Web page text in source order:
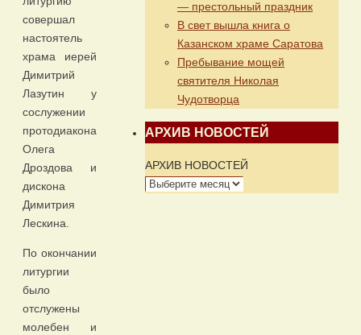
совершал
настоятель
храма иерей
Димитрий
Лазутин у
сослужении
протодиакона
Олега
Дроздова и
дискона
Димитрия
Лескина.
По окончании
литургии
было
отслужены
молебен и
— престольный праздник
В свет вышла книга о
Казанском храме Саратова
Пребывание мощей
святителя Николая
Чудотворца
АРХИВ НОВОСТЕЙ
АРХИВ НОВОСТЕЙ